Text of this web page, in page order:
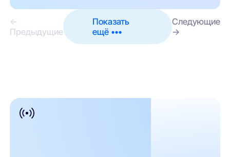
←
Предыдущие
Показать
ещё •••
Следующие
→